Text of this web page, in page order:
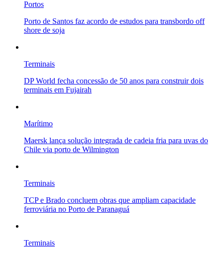
Portos
Porto de Santos faz acordo de estudos para transbordo off
shore de soja
Terminais
DP World fecha concessão de 50 anos para construir dois
terminais em Fujairah
Marítimo
Maersk lança solução integrada de cadeia fria para uvas do
Chile via porto de Wilmington
Terminais
TCP e Brado concluem obras que ampliam capacidade
ferroviária no Porto de Paranaguá
Terminais